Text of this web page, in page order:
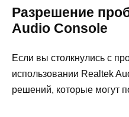
Разрешение
Audio Console
Если вы столкнулись с
использовании Realtek
решений, которые могут